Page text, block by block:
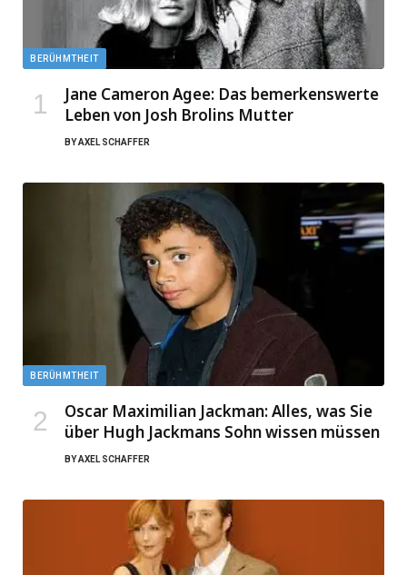
BERÜHMTHEIT
Jane Cameron Agee: Das bemerkenswerte
Leben von Josh Brolins Mutter
BYAXEL SCHAFFER
BERÜHMTHEIT
Oscar Maximilian Jackman: Alles, was Sie
über Hugh Jackmans Sohn wissen müssen
BYAXEL SCHAFFER